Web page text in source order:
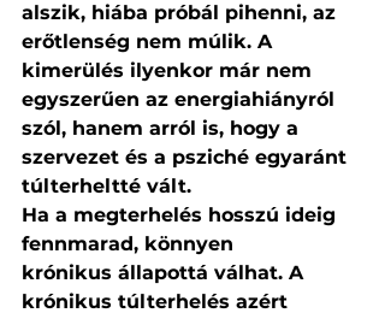
alszik, hiába próbál pihenni, az
erőtlenség nem múlik. A
kimerülés ilyenkor már nem
egyszerűen az energiahiányról
szól, hanem arról is, hogy a
szervezet és a psziché egyaránt
túlterheltté vált.
Ha a megterhelés hosszú ideig
fennmarad, könnyen
krónikus állapottá válhat. A
krónikus túlterhelés azért